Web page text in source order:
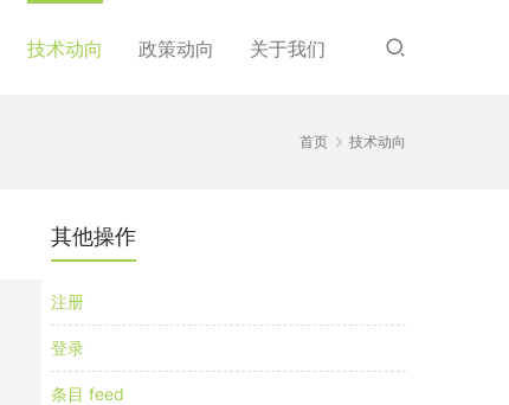
技术动向 政策动向 关于我们
首页 技术动向
其他操作
注册
登录
条目 feed